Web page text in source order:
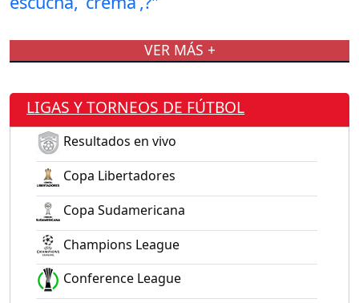
VER MÁS +
LIGAS Y TORNEOS DE FÚTBOL
Resultados en vivo
Copa Libertadores
Copa Sudamericana
Champions League
Conference League